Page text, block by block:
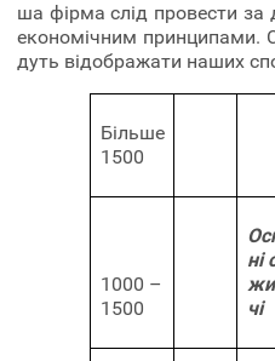
ша фірма слід провести за
економічним принципами.
дуть відображати наших
Більше
1500
1000 –
1500
ні
чі